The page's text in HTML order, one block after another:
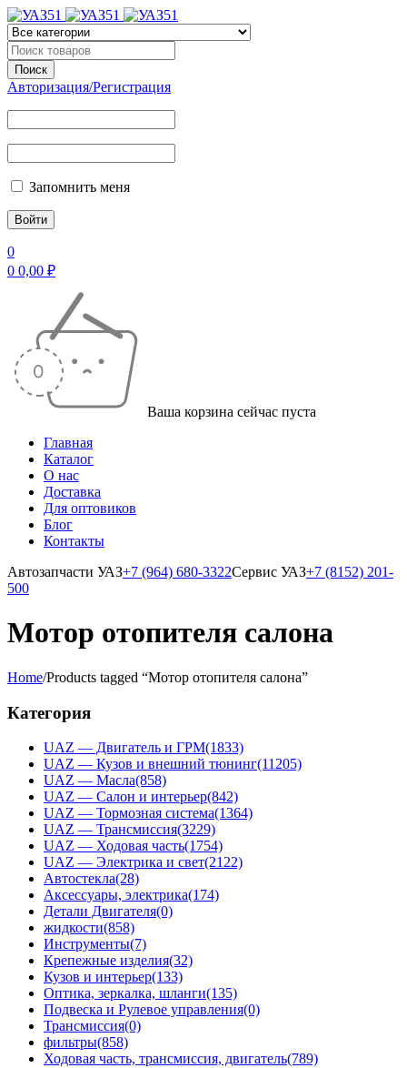
Авторизация/Регистрация
Запомнить меня
0
0 0,00 ₽
Ваша корзина сейчас пуста
Главная
Каталог
О нас
Доставка
Для оптовиков
Блог
Контакты
Автозапчасти УАЗ+7 (964) 680-3322Сервис УАЗ+7 (8152) 201-
500
Мотор отопителя салона
Home/Products tagged “Мотор отопителя салона”
Категория
UAZ — Двигатель и ГРМ(1833)
UAZ — Кузов и внешний тюнинг(11205)
UAZ — Масла(858)
UAZ — Салон и интерьер(842)
UAZ — Тормозная система(1364)
UAZ — Трансмиссия(3229)
UAZ — Ходовая часть(1754)
UAZ — Электрика и свет(2122)
Автостекла(28)
Аксессуары, электрика(174)
Детали Двигателя(0)
жидкости(858)
Инструменты(7)
Крепежные изделия(32)
Кузов и интерьер(133)
Оптика, зеркалка, шланги(135)
Подвеска и Рулевое управления(0)
Трансмиссия(0)
фильтры(858)
Ходовая часть, трансмиссия, двигатель(789)